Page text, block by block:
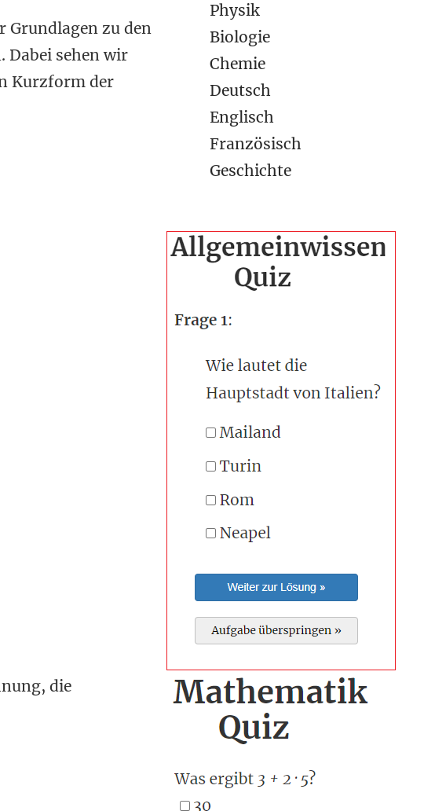
Grundlagen zu den
Dabei sehen wir
Kurzform der
die
Physik
Biologie
Chemie
Deutsch
Englisch
Französisch
Geschichte